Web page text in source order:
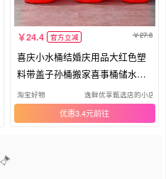
24.4 官方立减 27.8
喜庆小水桶结婚庆用品大红色塑
料带盖子孙桶搬家喜事桶储水圆
红桶
淘宝好物 逸鲜优享甄选店的小店32
优惠3.4元
4